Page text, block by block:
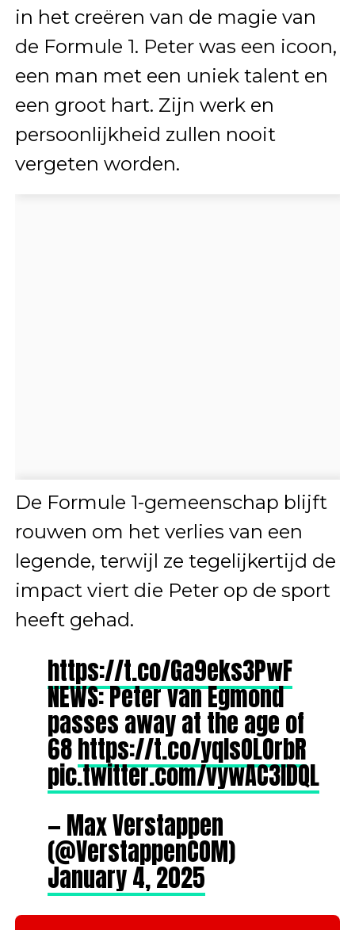
in het creëren van de magie van
de Formule 1. Peter was een icoon,
een man met een uniek talent en
een groot hart. Zijn werk en
persoonlijkheid zullen nooit
vergeten worden.
De Formule 1-gemeenschap blijft
rouwen om het verlies van een
legende, terwijl ze tegelijkertijd de
impact viert die Peter op de sport
heeft gehad.
https://t.co/Ga9eks3PwF
NEWS: Peter van Egmond
passes away at the age of
68https://t.co/yqIsOLOrbR
pic.twitter.com/vywAC3IDQL
— Max Verstappen
(@VerstappenCOM)
January 4, 2025